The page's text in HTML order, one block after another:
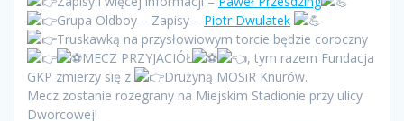
Grupa Oldboy – Zapisy – Piotr Dwulatek
Truskawką na przysłowiowym torcie będzie coroczny
MECZ PRZYJACIÓŁ
, tym razem Fundacja
GKP zmierzy się z
Drużyną MOSiR Knurów.
Mecz zostanie rozegrany na Miejskim Stadionie przy ulicy
Dworcowej!